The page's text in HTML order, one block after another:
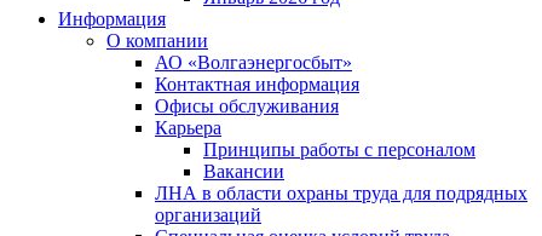
Информация
О компании
АО «Волгаэнергосбыт»
Контактная информация
Офисы обслуживания
Карьера
Принципы работы с персоналом
Вакансии
ЛНА в области охраны труда для подрядных
организаций